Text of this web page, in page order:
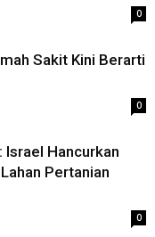
0
Sakit Kini Berarti
0
Hancurkan
Pertanian
0